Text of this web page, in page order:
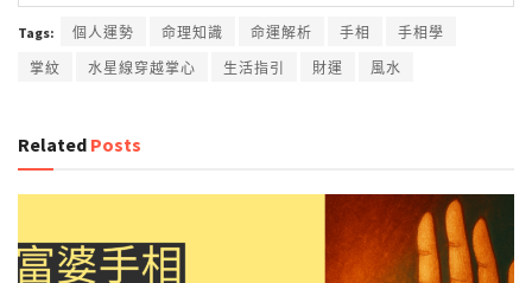
Tags: 個人運勢 命理知識 命運解析 手相
手相學
掌紋
水星線穿越掌心 生活指引 財運 風水
Related Posts